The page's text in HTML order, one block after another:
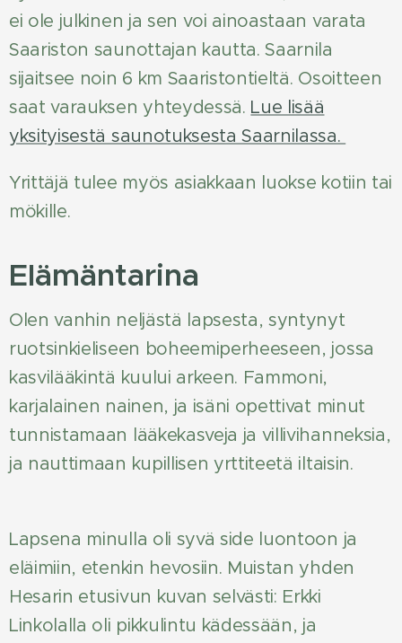
ei ole julkinen ja sen voi ainoastaan varata
Saariston saunottajan kautta. Saarnila
sijaitsee noin 6 km Saaristontieltä. Osoitteen
saat varauksen yhteydessä. Lue lisää
yksityisestä saunotuksesta Saarnilassa.
Yrittäjä tulee myös asiakkaan luokse kotiin tai
mökille.
Elämäntarina
Olen vanhin neljästä lapsesta, syntynyt
ruotsinkieliseen boheemiperheeseen, jossa
kasvilääkintä kuului arkeen. Fammoni,
karjalainen nainen, ja isäni opettivat minut
tunnistamaan lääkekasveja ja villivihanneksia,
ja nauttimaan kupillisen yrttiteetä iltaisin.
Lapsena minulla oli syvä side luontoon ja
eläimiin, etenkin hevosiin. Muistan yhden
Hesarin etusivun kuvan selvästi: Erkki
Linkolalla oli pikkulintu kädessään, ja